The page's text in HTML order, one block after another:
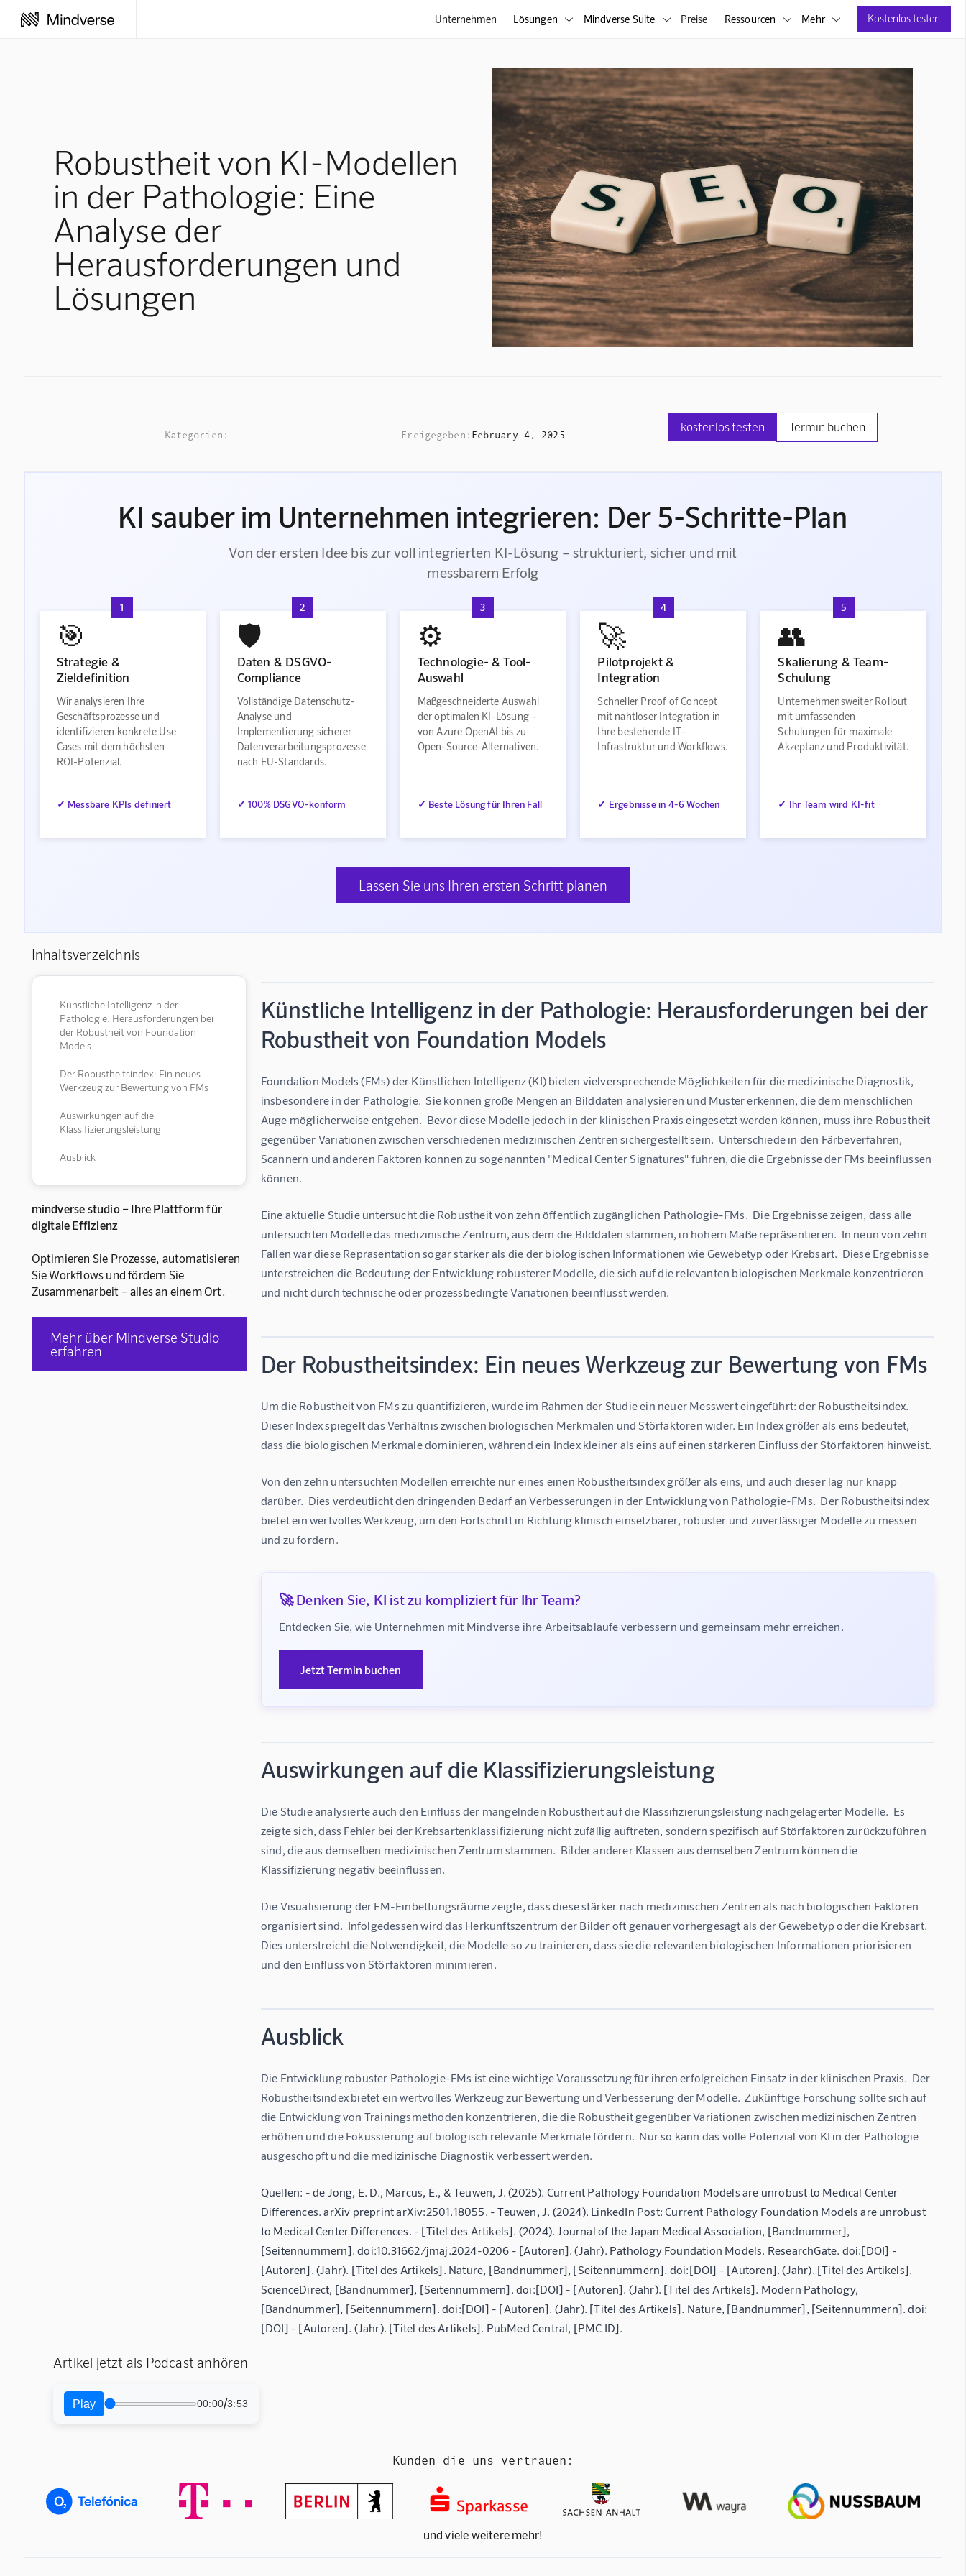
Unternehmen Lösungen  Mindverse Suite  Preise Ressourcen  Mehr  Kostenlos testen
Robustheit von KI-Modellen
in der Pathologie: Eine
Analyse der
Herausforderungen und
Lösungen
Kategorien: Freigegeben: February 4, 2025
kostenlos testen Termin buchen
KI sauber im Unternehmen integrieren: Der 5-Schritte-Plan
Von der ersten Idee bis zur voll integrierten KI-Lösung – strukturiert, sicher und mit
messbarem Erfolg
1
🎯
Strategie &
Zieldefinition
Wir analysieren Ihre
Geschäftsprozesse und
identifizieren konkrete Use
Cases mit dem höchsten
ROI-Potenzial.
✓ Messbare KPIs definiert
2
🛡️
Daten & DSGVO-
Compliance
Vollständige Datenschutz-
Analyse und
Implementierung sicherer
Datenverarbeitungsprozesse
nach EU-Standards.
✓ 100% DSGVO-konform
3
⚙️
Technologie- & Tool-
Auswahl
Maßgeschneiderte Auswahl
der optimalen KI-Lösung –
von Azure OpenAI bis zu
Open-Source-Alternativen.
✓ Beste Lösung für Ihren Fall
4
🚀
Pilotprojekt &
Integration
Schneller Proof of Concept
mit nahtloser Integration in
Ihre bestehende IT-
Infrastruktur und Workflows.
✓ Ergebnisse in 4-6 Wochen
5
👥
Skalierung & Team-
Schulung
Unternehmensweiter Rollout
mit umfassenden
Schulungen für maximale
Akzeptanz und Produktivität.
✓ Ihr Team wird KI-fit
Lassen Sie uns Ihren ersten Schritt planen
Inhaltsverzeichnis
Künstliche Intelligenz in der
Pathologie: Herausforderungen bei
der Robustheit von Foundation
Models
Der Robustheitsindex: Ein neues
Werkzeug zur Bewertung von FMs
Auswirkungen auf die
Klassifizierungsleistung
Ausblick
mindverse studio – Ihre Plattform für
digitale Effizienz
Optimieren Sie Prozesse, automatisieren
Sie Workflows und fördern Sie
Zusammenarbeit – alles an einem Ort.
Mehr über Mindverse Studio
erfahren
Künstliche Intelligenz in der Pathologie: Herausforderungen bei der
Robustheit von Foundation Models
Foundation Models (FMs) der Künstlichen Intelligenz (KI) bieten vielversprechende Möglichkeiten für die medizinische Diagnostik,
insbesondere in der Pathologie.  Sie können große Mengen an Bilddaten analysieren und Muster erkennen, die dem menschlichen
Auge möglicherweise entgehen.  Bevor diese Modelle jedoch in der klinischen Praxis eingesetzt werden können, muss ihre Robustheit
gegenüber Variationen zwischen verschiedenen medizinischen Zentren sichergestellt sein.  Unterschiede in den Färbeverfahren,
Scannern und anderen Faktoren können zu sogenannten "Medical Center Signatures" führen, die die Ergebnisse der FMs beeinflussen
können.
Eine aktuelle Studie untersucht die Robustheit von zehn öffentlich zugänglichen Pathologie-FMs.  Die Ergebnisse zeigen, dass alle
untersuchten Modelle das medizinische Zentrum, aus dem die Bilddaten stammen, in hohem Maße repräsentieren.  In neun von zehn
Fällen war diese Repräsentation sogar stärker als die der biologischen Informationen wie Gewebetyp oder Krebsart.  Diese Ergebnisse
unterstreichen die Bedeutung der Entwicklung robusterer Modelle, die sich auf die relevanten biologischen Merkmale konzentrieren
und nicht durch technische oder prozessbedingte Variationen beeinflusst werden.
Der Robustheitsindex: Ein neues Werkzeug zur Bewertung von FMs
Um die Robustheit von FMs zu quantifizieren, wurde im Rahmen der Studie ein neuer Messwert eingeführt: der Robustheitsindex.
Dieser Index spiegelt das Verhältnis zwischen biologischen Merkmalen und Störfaktoren wider. Ein Index größer als eins bedeutet,
dass die biologischen Merkmale dominieren, während ein Index kleiner als eins auf einen stärkeren Einfluss der Störfaktoren hinweist.
Von den zehn untersuchten Modellen erreichte nur eines einen Robustheitsindex größer als eins, und auch dieser lag nur knapp
darüber.  Dies verdeutlicht den dringenden Bedarf an Verbesserungen in der Entwicklung von Pathologie-FMs.  Der Robustheitsindex
bietet ein wertvolles Werkzeug, um den Fortschritt in Richtung klinisch einsetzbarer, robuster und zuverlässiger Modelle zu messen
und zu fördern.
🚀 Denken Sie, KI ist zu kompliziert für Ihr Team?
Entdecken Sie, wie Unternehmen mit Mindverse ihre Arbeitsabläufe verbessern und gemeinsam mehr erreichen.
Jetzt Termin buchen
Auswirkungen auf die Klassifizierungsleistung
Die Studie analysierte auch den Einfluss der mangelnden Robustheit auf die Klassifizierungsleistung nachgelagerter Modelle.  Es
zeigte sich, dass Fehler bei der Krebsartenklassifizierung nicht zufällig auftreten, sondern spezifisch auf Störfaktoren zurückzuführen
sind, die aus demselben medizinischen Zentrum stammen.  Bilder anderer Klassen aus demselben Zentrum können die
Klassifizierung negativ beeinflussen.
Die Visualisierung der FM-Einbettungsräume zeigte, dass diese stärker nach medizinischen Zentren als nach biologischen Faktoren
organisiert sind.  Infolgedessen wird das Herkunftszentrum der Bilder oft genauer vorhergesagt als der Gewebetyp oder die Krebsart.
Dies unterstreicht die Notwendigkeit, die Modelle so zu trainieren, dass sie die relevanten biologischen Informationen priorisieren
und den Einfluss von Störfaktoren minimieren.
Ausblick
Die Entwicklung robuster Pathologie-FMs ist eine wichtige Voraussetzung für ihren erfolgreichen Einsatz in der klinischen Praxis.  Der
Robustheitsindex bietet ein wertvolles Werkzeug zur Bewertung und Verbesserung der Modelle.  Zukünftige Forschung sollte sich auf
die Entwicklung von Trainingsmethoden konzentrieren, die die Robustheit gegenüber Variationen zwischen medizinischen Zentren
erhöhen und die Fokussierung auf biologisch relevante Merkmale fördern.  Nur so kann das volle Potenzial von KI in der Pathologie
ausgeschöpft und die medizinische Diagnostik verbessert werden.
Quellen: - de Jong, E. D., Marcus, E., & Teuwen, J. (2025). Current Pathology Foundation Models are unrobust to Medical Center
Differences. arXiv preprint arXiv:2501.18055. - Teuwen, J. (2024). LinkedIn Post: Current Pathology Foundation Models are unrobust
to Medical Center Differences. - [Titel des Artikels]. (2024). Journal of the Japan Medical Association, [Bandnummer],
[Seitennummern]. doi:10.31662/jmaj.2024-0206 - [Autoren]. (Jahr). Pathology Foundation Models. ResearchGate. doi:[DOI] -
[Autoren]. (Jahr). [Titel des Artikels]. Nature, [Bandnummer], [Seitennummern]. doi:[DOI] - [Autoren]. (Jahr). [Titel des Artikels].
ScienceDirect, [Bandnummer], [Seitennummern]. doi:[DOI] - [Autoren]. (Jahr). [Titel des Artikels]. Modern Pathology,
[Bandnummer], [Seitennummern]. doi:[DOI] - [Autoren]. (Jahr). [Titel des Artikels]. Nature, [Bandnummer], [Seitennummern]. doi:
[DOI] - [Autoren]. (Jahr). [Titel des Artikels]. PubMed Central, [PMC ID].
Artikel jetzt als Podcast anhören
Play 00:00/3:53
Kunden die uns vertrauen:
und viele weitere mehr!